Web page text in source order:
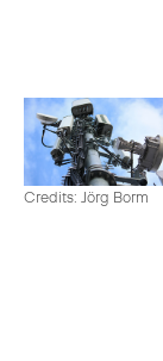
Credits: Jörg Borm